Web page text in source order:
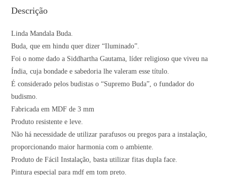
Descrição
Linda Mandala Buda.
Buda, que em hindu quer dizer “Iluminado”.
Foi o nome dado a Siddhartha Gautama, líder religioso que viveu na
Índia, cuja bondade e sabedoria lhe valeram esse título.
É considerado pelos budistas o “Supremo Buda”, o fundador do
budismo.
Fabricada em MDF de 3 mm
Produto resistente e leve.
Não há necessidade de utilizar parafusos ou pregos para a instalação,
proporcionando maior harmonia com o ambiente.
Produto de Fácil Instalação, basta utilizar fitas dupla face.
Pintura especial para mdf em tom preto.